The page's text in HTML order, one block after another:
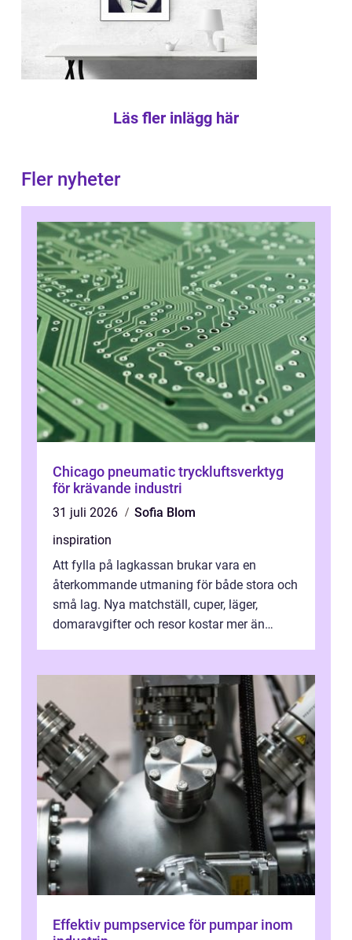
Läs fler inlägg här
Fler nyheter
Chicago pneumatic tryckluftsverktyg
för krävande industri
31 juli 2026
Sofia Blom
inspiration
Att fylla på lagkassan brukar vara en
återkommande utmaning för både stora och
små lag. Nya matchställ, cuper, läger,
domaravgifter och resor kostar mer än
Effektiv pumpservice för pumpar inom